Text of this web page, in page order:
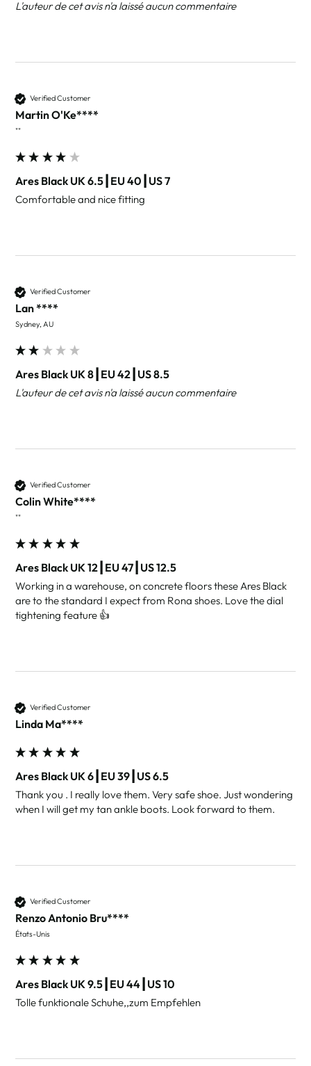
L'auteur de cet avis n'a laissé aucun commentaire
Verified Customer
Martin O'Ke****
""
Ares Black UK 6.5┃EU 40┃US 7
Comfortable and nice fitting
Verified Customer
Lan ****
Sydney, AU
Ares Black UK 8┃EU 42┃US 8.5
L'auteur de cet avis n'a laissé aucun commentaire
Verified Customer
Colin White****
""
Ares Black UK 12┃EU 47┃US 12.5
Working in a warehouse, on concrete floors these Ares Black
are to the standard I expect from Rona shoes. Love the dial
tightening feature 👍
Verified Customer
Linda Ma****
Ares Black UK 6┃EU 39┃US 6.5
Thank you . I really love them. Very safe shoe. Just wondering
when I will get my tan ankle boots. Look forward to them.
Verified Customer
Renzo Antonio Bru****
États-Unis
Ares Black UK 9.5┃EU 44┃US 10
Tolle funktionale Schuhe,,zum Empfehlen